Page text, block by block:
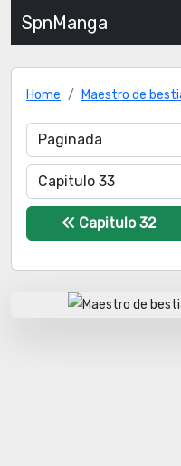
SpnManga
Home Maestro de
Capitulo 32